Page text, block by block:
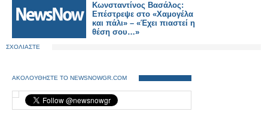
Κωνσταντίνος Βασάλος:
Επέστρεψε στο «Χαμογέλα
και πάλι» – «Έχει πιαστεί η
θέση σου…»
ΣΧΟΛΙΑΣΤΕ
ΑΚΟΛΟΥΘΗΣΤΕ ΤΟ NEWSNOWGR.COM